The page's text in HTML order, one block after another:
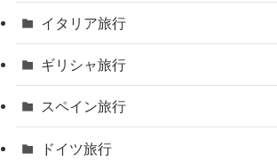
イタリア旅行
ギリシャ旅行
スペイン旅行
ドイツ旅行